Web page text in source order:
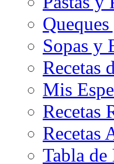
Sopas y
Recetas
Mis
Recetas
Recetas
Tabla